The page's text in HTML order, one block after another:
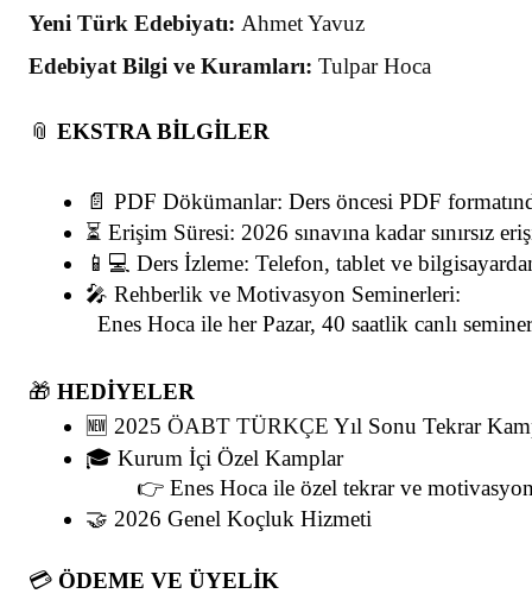
Yeni Türk Edebiyatı: Ahmet Yavuz
Edebiyat Bilgi ve Kuramları: Tulpar Hoca
📎 EKSTRA BİLGİLER
📄 PDF Dökümanlar: Ders öncesi PDF
⏳ Erişim Süresi: 2026 sınavına kadar sınırsız
📱💻 Ders İzleme: Telefon, tablet ve
🎤 Rehberlik ve Motivasyon Seminerleri:
Enes Hoca ile her Pazar, 40 saatlik canlı
🎁 HEDİYELER
🆕 2025 ÖABT TÜRKÇE Yıl Sonu Tekrar
🎓 Kurum İçi Özel Kamplar
👉 Enes Hoca ile özel tekrar ve motivasyon
🤝 2026 Genel Koçluk Hizmeti
💳 ÖDEME VE ÜYELİK